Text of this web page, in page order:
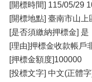
[開標時間] 115/05/29
[開標地點] 臺南市山上
[是否須繳納押標金]
[理由]押標金收款帳戶
[押標金額度]100000
[投標文字] 中文(正體